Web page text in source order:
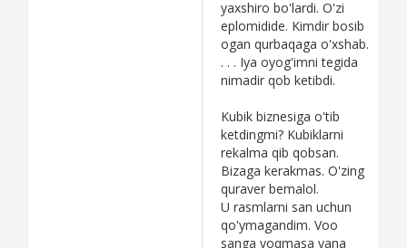
Fansaytga qo'ygan
bachkana
to'rhaltangni
rasmlaridanoq
mazam qochdi. Shumi
Sayyod yuzlari?
Fansayt sanga
kubikhonami?
Bo'yingni qara, undan
ko'ra dalaga chiqib
ishlasang bo'lmaydimi
a?
Artistdan adibgacha
yaxshiro bo'lardi. O'zi
eplomidide. Kimdir bosib
ogan qurbaqaga o'xshab.
. . . Iya oyog'imni tegida
nimadir qob ketibdi.
Kubik biznesiga o'tib
ketdingmi? Kubiklarni
rekalma qib qobsan.
Bizaga kerakmas. O'zing
quraver bemalol.
U rasmlarni san uchun
qo'ymagandim. Voo
sanga yoqmasa yana